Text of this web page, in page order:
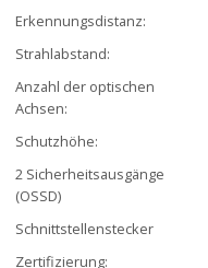
Erkennungsdistanz:
Strahlabstand:
Anzahl der optischen
Achsen:
Schutzhöhe:
2 Sicherheitsausgänge
(OSSD)
Schnittstellenstecker
Zertifizierung: